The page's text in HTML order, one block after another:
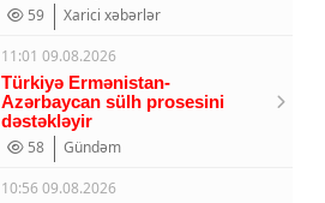
59
Xarici xəbərlər
11:01 09.08.2026
Türkiyə Ermənistan-
Azərbaycan sülh prosesini
dəstəkləyir
58
Gündəm
10:56 09.08.2026